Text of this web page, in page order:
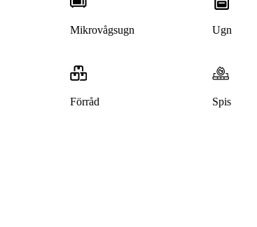
Mikrovågsugn Ugn
Förråd Spis